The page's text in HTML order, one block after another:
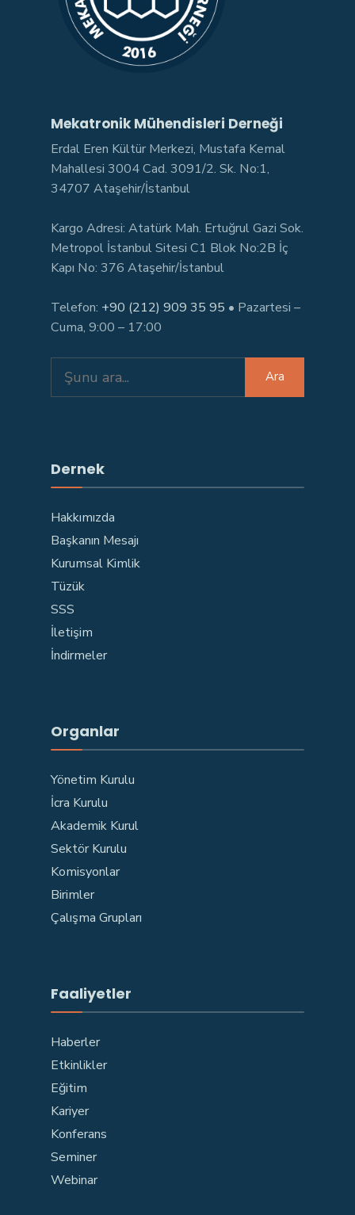
Mekatronik Mühendisleri Derneği
Erdal Eren Kültür Merkezi, Mustafa Kemal
Mahallesi 3004 Cad. 3091/2. Sk. No:1,
34707 Ataşehir/İstanbul
Kargo Adresi: Atatürk Mah. Ertuğrul Gazi Sok.
Metropol İstanbul Sitesi C1 Blok No:2B İç
Kapı No: 376 Ataşehir/İstanbul
Telefon: +90 (212) 909 35 95 • Pazartesi –
Cuma, 9:00 – 17:00
for:
Ara
Dernek
Hakkımızda
Başkanın Mesajı
Kurumsal Kimlik
Tüzük
SSS
İletişim
İndirmeler
Organlar
Yönetim Kurulu
İcra Kurulu
Akademik Kurul
Sektör Kurulu
Komisyonlar
Birimler
Çalışma Grupları
Faaliyetler
Haberler
Etkinlikler
Eğitim
Kariyer
Konferans
Seminer
Webinar